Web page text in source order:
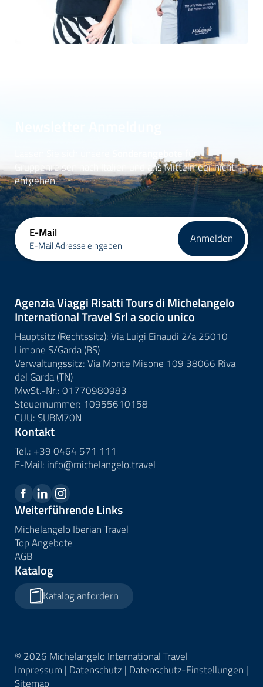
für
Gruppenreisen nach Italien und ans Mittelmeer nicht
entgehen.
E-Mail
E-Mail Adresse eingeben Anmelden
Agenzia Viaggi Risatti Tours di Michelangelo
International Travel Srl a socio unico
Hauptsitz (Rechtssitz): Via Luigi Einaudi 2/a 25010
Limone S/Garda (BS)
Verwaltungssitz: Via Monte Misone 109 38066 Riva
del Garda (TN)
MwSt.-Nr.: 01770980983
Steuernummer: 10955610158
CUU: SUBM70N
Kontakt
Tel.: +39 0464 571 111
E-Mail: info@michelangelo.travel
Weiterführende Links
Michelangelo Iberian Travel
Top Angebote
AGB
Katalog
Katalog anfordern
© 2026 Michelangelo International Travel
Impressum | Datenschutz | Datenschutz-Einstellungen |
Sitemap